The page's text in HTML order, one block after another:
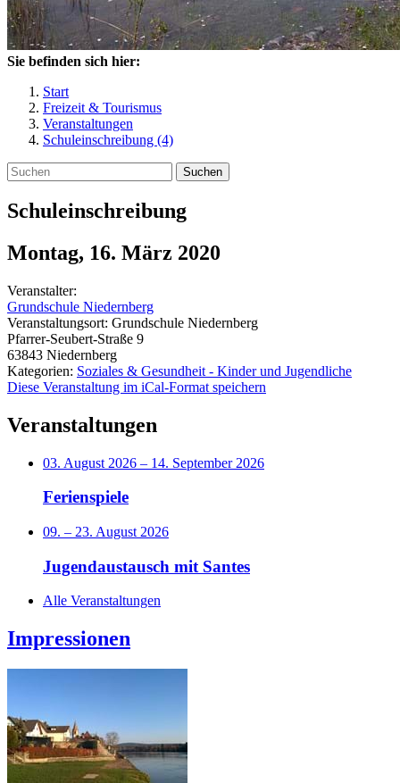
Sie befinden sich hier:
Start
Freizeit & Tourismus
Veranstaltungen
Schuleinschreibung (4)
Suchen
Schuleinschreibung
Montag, 16. März 2020
Veranstalter:
Grundschule Niedernberg
Veranstaltungsort: Grundschule Niedernberg
Pfarrer-Seubert-Straße 9
63843 Niedernberg
Kategorien: Soziales & Gesundheit - Kinder und Jugendliche
Diese Veranstaltung im iCal-Format speichern
Veranstaltungen
03. August 2026 – 14. September 2026
Ferienspiele
09. – 23. August 2026
Jugendaustausch mit Santes
Alle Veranstaltungen
Impressionen